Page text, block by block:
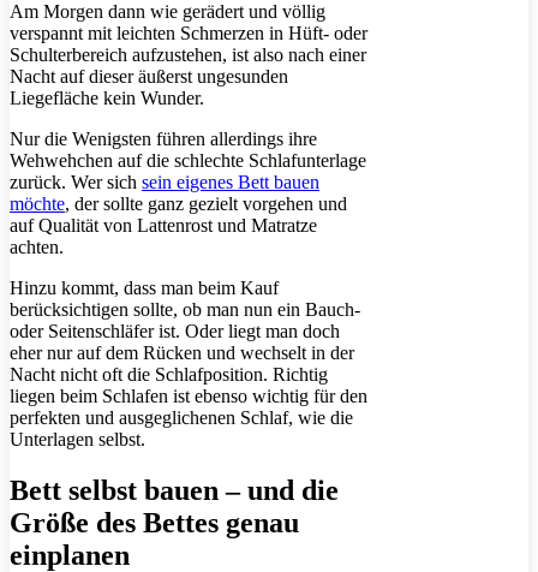
Am Morgen dann wie gerädert und völlig
verspannt mit leichten Schmerzen in Hüft- oder
Schulterbereich aufzustehen, ist also nach einer
Nacht auf dieser äußerst ungesunden
Liegefläche kein Wunder.
Nur die Wenigsten führen allerdings ihre
Wehwehchen auf die schlechte Schlafunterlage
zurück. Wer sich sein eigenes Bett bauen
möchte, der sollte ganz gezielt vorgehen und
auf Qualität von Lattenrost und Matratze
achten.
Hinzu kommt, dass man beim Kauf
berücksichtigen sollte, ob man nun ein Bauch-
oder Seitenschläfer ist. Oder liegt man doch
eher nur auf dem Rücken und wechselt in der
Nacht nicht oft die Schlafposition. Richtig
liegen beim Schlafen ist ebenso wichtig für den
perfekten und ausgeglichenen Schlaf, wie die
Unterlagen selbst.
Bett selbst bauen – und die
Größe des Bettes genau
einplanen